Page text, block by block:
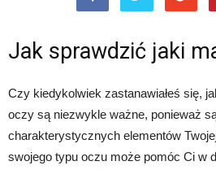
Jak sprawdzić jaki
Czy kiedykolwiek zastanawiałeś się,
oczy są niezwykle ważne, ponieważ
charakterystycznych elementów
swojego typu oczu może pomóc Ci w